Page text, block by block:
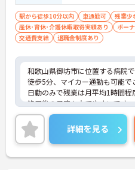
駅から徒歩10分以内 車通勤可 残業少
産休･育休･介護休暇取得実績あり
ボー
交通費支給
退職金制度あり
和歌山県御坊市に位置する病院
徒歩5分、マイカー通勤も可能で
日勤のみで残業は月平均1時間
終了後の予定も立てやすいです。
昇給や賞与制度があり頑張りが
と職員に還元されます。賞与は
と嬉しい高待遇です。
ご興味のある方には、面接対策
に詳細をお話しいたしますので
詳細を見る